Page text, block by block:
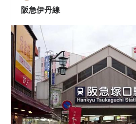
式 駅舎…
阪急伊丹線